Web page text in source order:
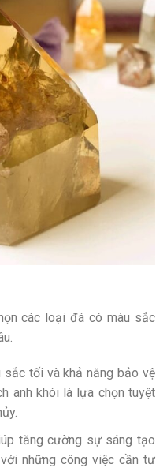
các loại đá có màu sắc
sắc tối và khả năng bảo vệ
anh khói là lựa chọn tuyệt
tăng cường sự sáng tạo
những công việc cần tư